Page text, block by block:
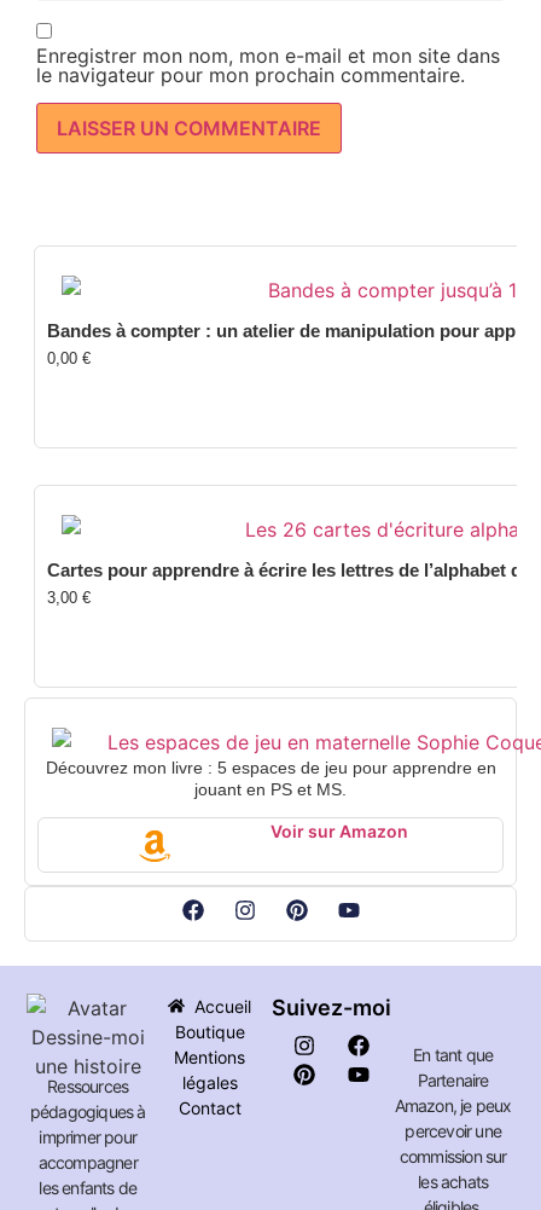
Enregistrer mon nom, mon e-mail et mon site dans
le navigateur pour mon prochain commentaire.
Bandes à compter : un atelier de manipulation pour
0,00 €
Cartes pour apprendre à écrire les lettres de l’alphabet de
3,00 €
Découvrez mon livre : 5 espaces de jeu pour apprendre en
jouant en PS et MS.
Voir sur Amazon
Ressources
pédagogiques à
imprimer pour
accompagner
les enfants de
Accueil
Boutique
Mentions
légales
Contact
Suivez-moi
En tant que
Partenaire
Amazon, je peux
percevoir une
commission sur
les achats